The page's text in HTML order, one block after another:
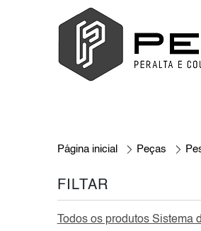
Página inicial Peças
FILTAR
Todos os produtos Sistema